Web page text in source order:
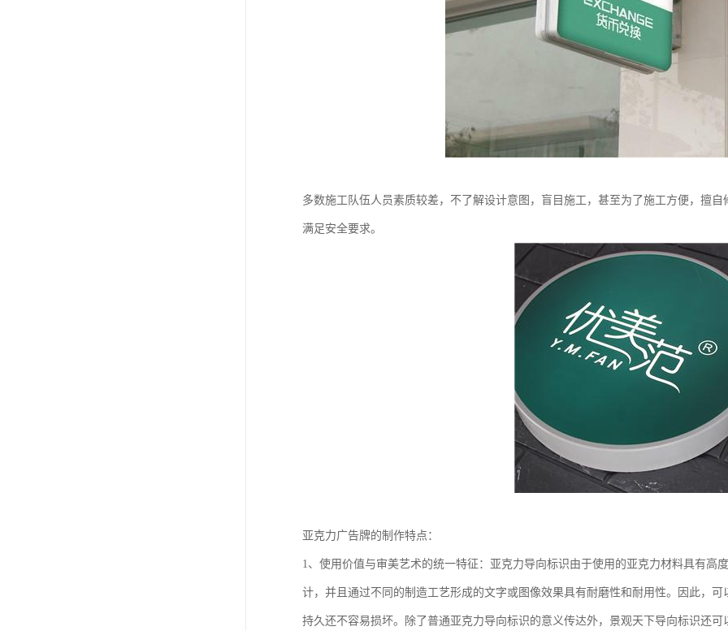
多数施工队伍人员素质较差，不了解设计意图，盲目施工，甚至为了施工方便，擅
满足安全要求。
亚克力广告牌的制作特点：
1、使用价值与审美艺术的统一特征：亚克力导向标识由于使用的亚克力材料具有高
计，并且通过不同的制造工艺形成的文字或图像效果具有耐磨性和耐用性。因此，
持久还不容易损坏。除了普通亚克力导向标识的意义传达外，景观天下导向标识还